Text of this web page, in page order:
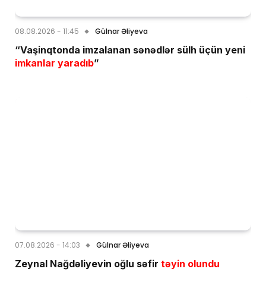
08.08.2026 - 11:45 Gülnar Əliyeva
“Vaşinqtonda imzalanan sənədlər sülh üçün yeni
imkanlar yaradıb”
07.08.2026 - 14:03 Gülnar Əliyeva
Zeynal Nağdəliyevin oğlu səfir təyin olundu